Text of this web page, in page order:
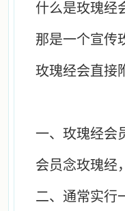
什么是玫瑰经
那是一个宣传
玫瑰经会直接
一、玫瑰经会
会员念玫瑰经
二、通常实行